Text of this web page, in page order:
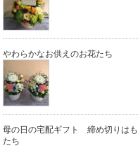
やわらかなお供えのお花たち
母の日の宅配ギフト 締め切りは
たち